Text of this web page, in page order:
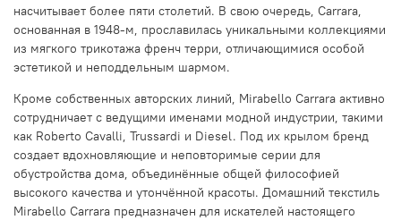
насчитывает более пяти столетий. В свою очередь, Carrara,
основанная в 1948-м, прославилась уникальными коллекциями
из мягкого трикотажа френч терри, отличающимися особой
эстетикой и неподдельным шармом.
Кроме собственных авторских линий, Mirabello Carrara активно
сотрудничает с ведущими именами модной индустрии, такими
как Roberto Cavalli, Trussardi и Diesel. Под их крылом бренд
создает вдохновляющие и неповторимые серии для
обустройства дома, объединённые общей философией
высокого качества и утончённой красоты. Домашний текстиль
Mirabello Carrara предназначен для искателей настоящего